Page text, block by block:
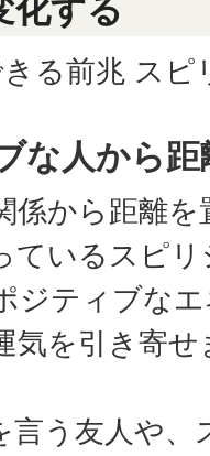
化する
な人から
係から距離
ているスピ
ジティブな
気を引き寄せ
言う友人や